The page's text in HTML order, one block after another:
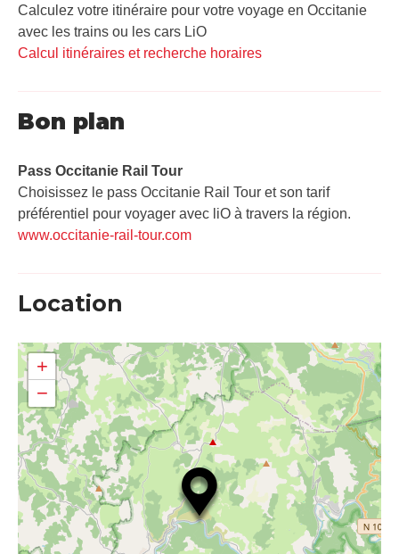
Calculez votre itinéraire pour votre voyage en Occitanie
avec les trains ou les cars LiO
Calcul itinéraires et recherche horaires
Bon plan
Pass Occitanie Rail Tour​
Choisissez le pass Occitanie Rail Tour et son tarif
préférentiel pour voyager avec liO à travers la région.
www.occitanie-rail-tour.com
Location
+
−